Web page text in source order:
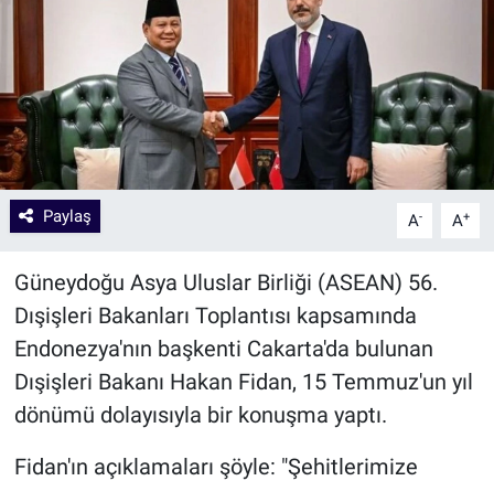
Paylaş A- A+
Güneydoğu Asya Uluslar Birliği (ASEAN) 56.
Dışişleri Bakanları Toplantısı kapsamında
Endonezya'nın başkenti Cakarta'da bulunan
Dışişleri Bakanı Hakan Fidan, 15 Temmuz'un yıl
dönümü dolayısıyla bir konuşma yaptı.
Fidan'ın açıklamaları şöyle: "Şehitlerimize